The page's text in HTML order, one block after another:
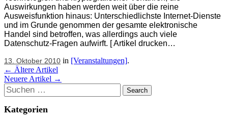
Auswirkungen haben werden weit über die reine
Ausweisfunktion hinaus: Unterschiedlichste Internet-Dienste
und im Grunde genommen der gesamte elektronische
Handel sind betroffen, was allerdings auch viele
Datenschutz-Fragen aufwirft. [ Artikel drucken…
13. Oktober 2010 in [Veranstaltungen].
Artikel
Navigation
← Ältere Artikel
Neuere Artikel →
Suchen
Kategorien